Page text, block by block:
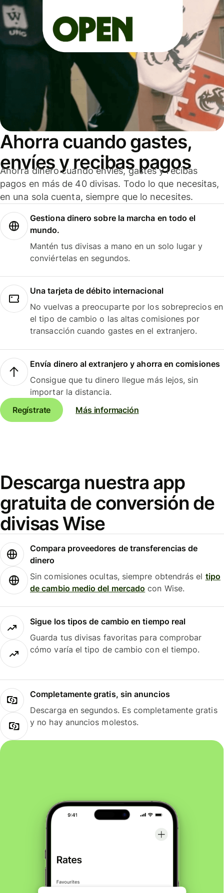
Ahorra cuando gastes,
envíes y recibas pagos
Ahorra dinero cuando envíes, gastes y recibas
pagos en más de 40 divisas. Todo lo que necesitas,
en una sola cuenta, siempre que lo necesites.
Gestiona dinero sobre la marcha en todo el
mundo.
Mantén tus divisas a mano en un solo lugar y
conviértelas en segundos.
Una tarjeta de débito internacional
No vuelvas a preocuparte por los sobreprecios en
el tipo de cambio o las altas comisiones por
transacción cuando gastes en el extranjero.
Envía dinero al extranjero y ahorra en comisiones
Consigue que tu dinero llegue más lejos, sin
importar la distancia.
Regístrate
Más información
Descarga nuestra app
gratuita de conversión de
divisas Wise
Compara proveedores de transferencias de
dinero
Sin comisiones ocultas, siempre obtendrás el tipo
de cambio medio del mercado con Wise.
Sigue los tipos de cambio en tiempo real
Guarda tus divisas favoritas para comprobar
cómo varía el tipo de cambio con el tiempo.
Completamente gratis, sin anuncios
Descarga en segundos. Es completamente gratis
y no hay anuncios molestos.